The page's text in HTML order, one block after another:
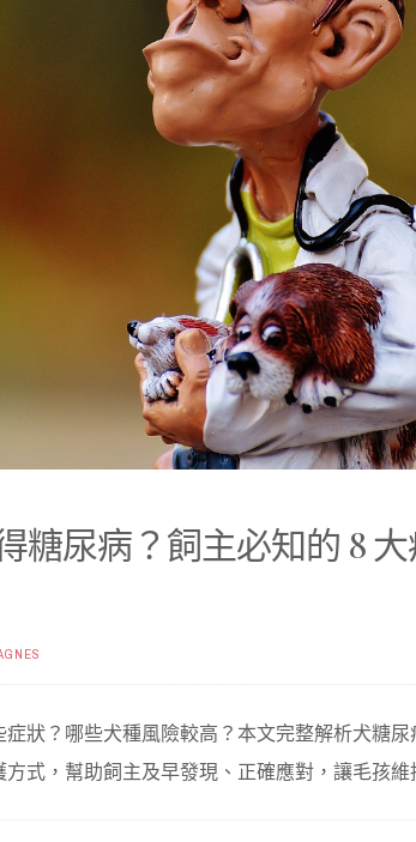
糖尿病？飼主必知的 8
狀？哪些犬種風險較高？本文完整解析犬糖
方式，幫助飼主及早發現、正確應對，讓毛孩維